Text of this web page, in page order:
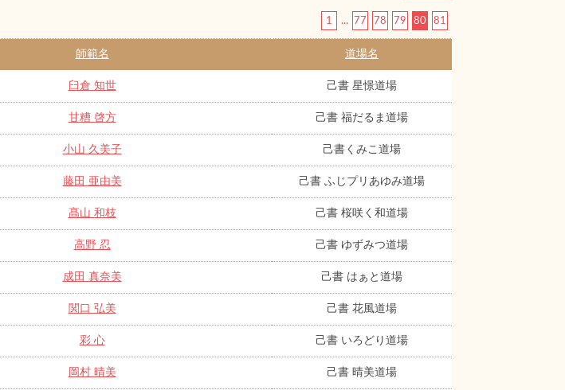
1 ... 77 78 79 80 81
師範名 道場名
臼倉 知世 己書 星憬道場
甘糟 啓方 己書 福だるま道場
小山 久美子 己書くみこ道場
藤田 亜由美 己書 ふじプリあゆみ道場
髙山 和枝 己書 桜咲く和道場
高野 忍 己書 ゆずみつ道場
成田 真奈美 己書 はぁと道場
関口 弘美 己書 花風道場
彩 心 己書 いろどり道場
岡村 晴美 己書 晴美道場